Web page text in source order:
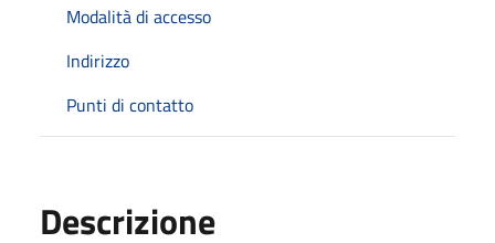
Modalità di accesso
Indirizzo
Punti di contatto
Descrizione